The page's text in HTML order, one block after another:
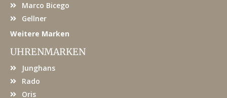
Marco Bicego
Gellner
Weitere Marken
UHRENMARKEN
Junghans
Rado
Oris